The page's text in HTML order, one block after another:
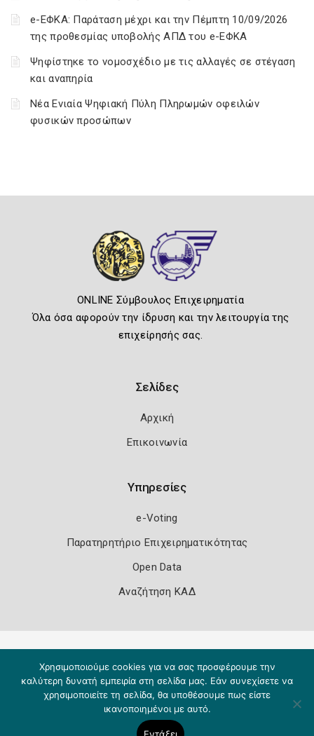
e-ΕΦΚΑ: Παράταση μέχρι και την Πέμπτη 10/09/2026
της προθεσμίας υποβολής ΑΠΔ του e-ΕΦΚΑ
Ψηφίστηκε το νομοσχέδιο με τις αλλαγές σε στέγαση
και αναπηρία
Νέα Ενιαία Ψηφιακή Πύλη Πληρωμών οφειλών
φυσικών προσώπων
ONLINE Σύμβουλος Επιχειρηματία
Όλα όσα αφορούν την ίδρυση και την λειτουργία της
επιχείρησής σας.
Σελίδες
Αρχική
Επικοινωνία
Υπηρεσίες
e-Voting
Παρατηρητήριο Επιχειρηματικότητας
Open Data
Αναζήτηση ΚΑΔ
Χρησιμοποιούμε cookies για να σας προσφέρουμε την
καλύτερη δυνατή εμπειρία στη σελίδα μας. Εάν συνεχίσετε να
χρησιμοποιείτε τη σελίδα, θα υποθέσουμε πως είστε
ικανοποιημένοι με αυτό.
Εντάξει
Copyright 2026 Knowledge A.E.